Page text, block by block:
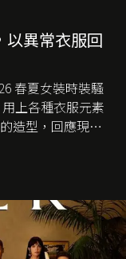
以異常衣服回
春夏女裝時裝騷
上各種衣服元素
造型，回應現今